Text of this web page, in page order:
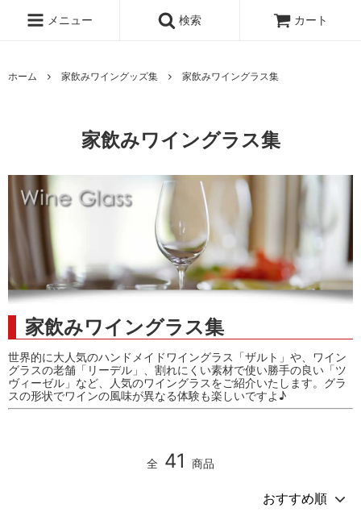
メニュー 検索 カート
ホーム 家飲みワイングッズ集 家飲みワイングラス集
家飲みワイングラス集
家飲みワイングラス集
世界的に大人気のハンドメイドワイングラス「ザルト」や、ワイン
グラスの老舗「リーデル」、割れにくい素材で使い勝手の良い「ツ
ヴィーゼル」など、人気のワイングラスをご紹介いたします。グラ
スの形状でワインの風味が異なる体験も楽しいですよ♪
全 41 商品